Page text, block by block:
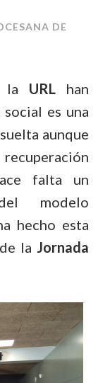
DE
la URLhan
es una
aunque
falta un
modelo
hecho esta
la Jornada